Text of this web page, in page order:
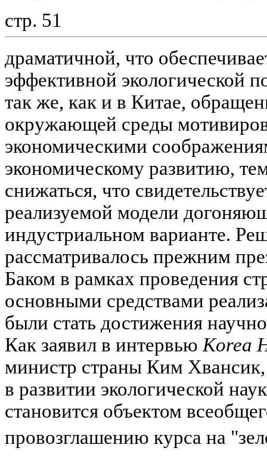
стр. 51
драматичной, что
эффективной экологической
так же, как и в Китае,
окружающей среды
экономическими
экономическому развитию,
снижаться, что
реализуемой модели
индустриальном варианте.
рассматривалось прежним
Баком в рамках проведения
основными средствами
были стать достижения
Как заявил в интервью Korea
министр страны Ким Хвансик,
в развитии экологической
становится объектом
провозглашению курса на